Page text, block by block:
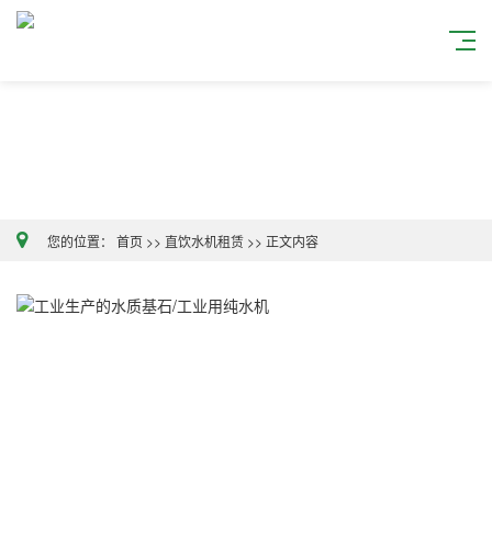
您的位置： 首页 >> 直饮水机租赁 >> 正文内容